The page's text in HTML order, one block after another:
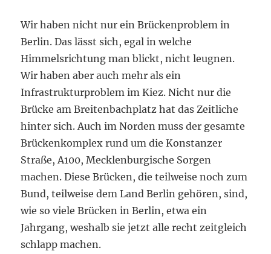
Wir haben nicht nur ein Brückenproblem in
Berlin. Das lässt sich, egal in welche
Himmelsrichtung man blickt, nicht leugnen.
Wir haben aber auch mehr als ein
Infrastrukturproblem im Kiez. Nicht nur die
Brücke am Breitenbachplatz hat das Zeitliche
hinter sich. Auch im Norden muss der gesamte
Brückenkomplex rund um die Konstanzer
Straße, A100, Mecklenburgische Sorgen
machen. Diese Brücken, die teilweise noch zum
Bund, teilweise dem Land Berlin gehören, sind,
wie so viele Brücken in Berlin, etwa ein
Jahrgang, weshalb sie jetzt alle recht zeitgleich
schlapp machen.